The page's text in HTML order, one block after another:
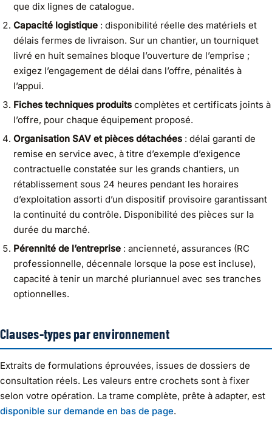
que dix lignes de catalogue.
Capacité logistique : disponibilité réelle des matériels et
délais fermes de livraison. Sur un chantier, un tourniquet
livré en huit semaines bloque l’ouverture de l’emprise ;
exigez l’engagement de délai dans l’offre, pénalités à
l’appui.
Fiches techniques produits complètes et certificats joints à
l’offre, pour chaque équipement proposé.
Organisation SAV et pièces détachées : délai garanti de
remise en service avec, à titre d’exemple d’exigence
contractuelle constatée sur les grands chantiers, un
rétablissement sous 24 heures pendant les horaires
d’exploitation assorti d’un dispositif provisoire garantissant
la continuité du contrôle. Disponibilité des pièces sur la
durée du marché.
Pérennité de l’entreprise : ancienneté, assurances (RC
professionnelle, décennale lorsque la pose est incluse),
capacité à tenir un marché pluriannuel avec ses tranches
optionnelles.
Clauses-types par environnement
Extraits de formulations éprouvées, issues de dossiers de
consultation réels. Les valeurs entre crochets sont à fixer
selon votre opération. La trame complète, prête à adapter, est
disponible sur demande en bas de page.